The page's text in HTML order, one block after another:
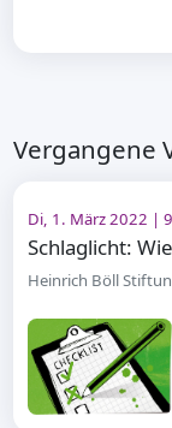
Vergangene
Di, 1. März 2022 |
Heinrich Böll